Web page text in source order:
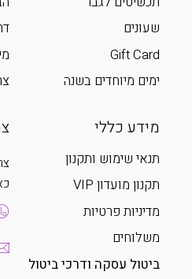
שעונים
Gift Card
ימים מיוחדים בשנה
מידע כללי
תנאי שימוש ותקנון
תקנון מועדון VIP
מדיניות פרטיות
משלוחים
ביטול עסקה ודרכי ביטול